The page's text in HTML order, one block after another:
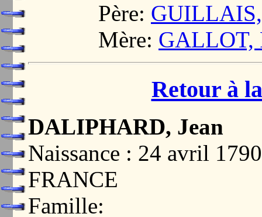
Père: GUILLAIS,
Mère: GALLOT,
Retour à
DALIPHARD, Jean
Naissance : 24 avril
FRANCE
Famille: